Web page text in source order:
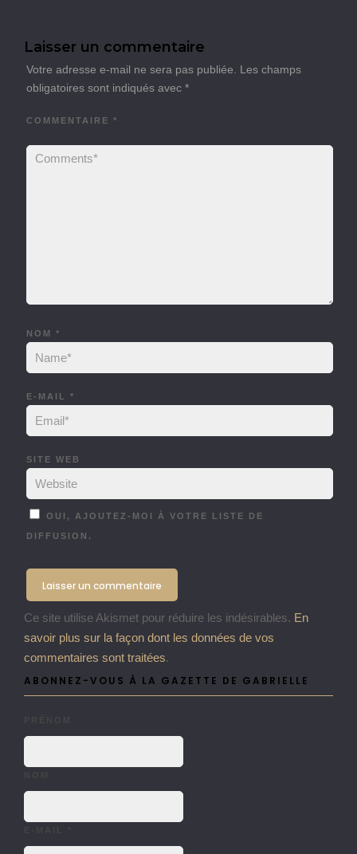
Laisser un commentaire
Votre adresse e-mail ne sera pas publiée.
Les champs
obligatoires sont indiqués avec *
COMMENTAIRE *
NOM *
E-MAIL *
SITE WEB
OUI, AJOUTEZ-MOI À VOTRE LISTE DE
DIFFUSION.
Ce site utilise Akismet pour réduire les indésirables. En
savoir plus sur la façon dont les données de vos
commentaires sont traitées.
ABONNEZ-VOUS À LA GAZETTE DE GABRIELLE